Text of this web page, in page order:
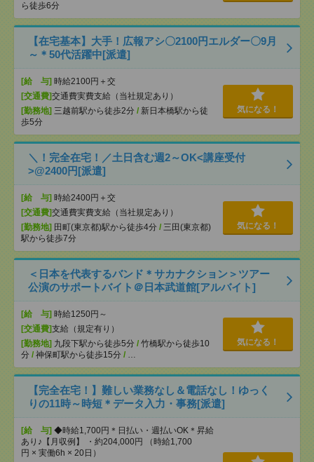
ら徒歩6分
【在宅基本】大手！広報アシ〇2100円エルダー〇9月
～＊50代活躍中[派遣]
[給 与] 時給2100円＋交
[交通費]交通費実費支給（当社規定あり）
[勤務地] 三越前駅から徒歩2分 / 新日本橋駅から徒
歩5分
気になる！
＼！完全在宅！／土日含む週2～OK<講座受付
>@2400円[派遣]
[給 与] 時給2400円＋交
[交通費]交通費実費支給（当社規定あり）
[勤務地] 田町(東京都)駅から徒歩4分 / 三田(東京都)
駅から徒歩7分
気になる！
＜日本を代表するバンド＊サカナクション＞ツアー
公演のサポートバイト＠日本武道館[アルバイト]
[給 与] 時給1250円～
[交通費]支給（規定有り）
[勤務地] 九段下駅から徒歩5分 / 竹橋駅から徒歩10
分 / 神保町駅から徒歩15分 / …
気になる！
【完全在宅！】難しい業務なし＆電話なし！ゆっく
りの11時～時短＊データ入力・事務[派遣]
[給 与] ◆時給1,700円＊日払い・週払いOK＊昇給
あり♪【月収例】 ・約204,000円 （時給1,700
円 × 実働6h × 20日）